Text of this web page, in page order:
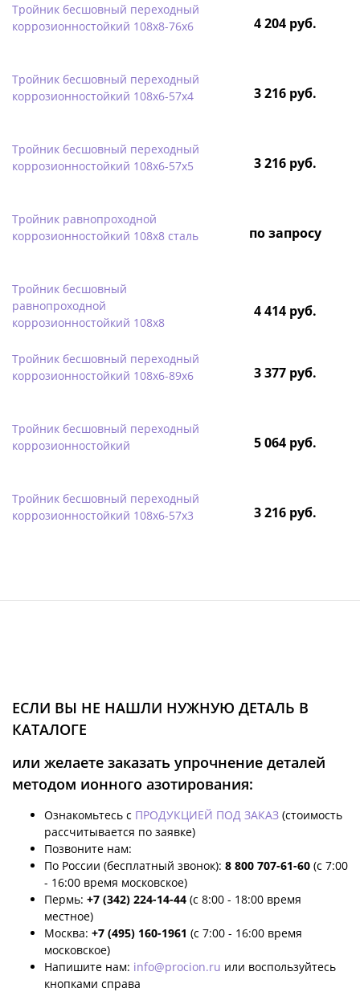
Тройник бесшовный переходный
коррозионностойкий 108х8-76х6
4 204 руб.
Тройник бесшовный переходный
коррозионностойкий 108х6-57х4
3 216 руб.
Тройник бесшовный переходный
коррозионностойкий 108х6-57х5
3 216 руб.
Тройник равнопроходной
коррозионностойкий 108х8 сталь
по запросу
Тройник бесшовный
равнопроходной
коррозионностойкий 108х8
4 414 руб.
Тройник бесшовный переходный
коррозионностойкий 108х6-89х6
3 377 руб.
Тройник бесшовный переходный
коррозионностойкий
5 064 руб.
Тройник бесшовный переходный
коррозионностойкий 108х6-57х3
3 216 руб.
ЕСЛИ ВЫ НЕ НАШЛИ НУЖНУЮ ДЕТАЛЬ В
КАТАЛОГЕ
или желаете заказать упрочнение деталей
методом ионного азотирования:
Ознакомьтесь с ПРОДУКЦИЕЙ ПОД ЗАКАЗ (стоимость
рассчитывается по заявке)
Позвоните нам:
По России (бесплатный звонок): 8 800 707-61-60 (с 7:00
- 16:00 время московское)
Пермь: +7 (342) 224-14-44 (с 8:00 - 18:00 время
местное)
Москва: +7 (495) 160-1961 (с 7:00 - 16:00 время
московское)
Напишите нам: info@procion.ru или воспользуйтесь
кнопками справа